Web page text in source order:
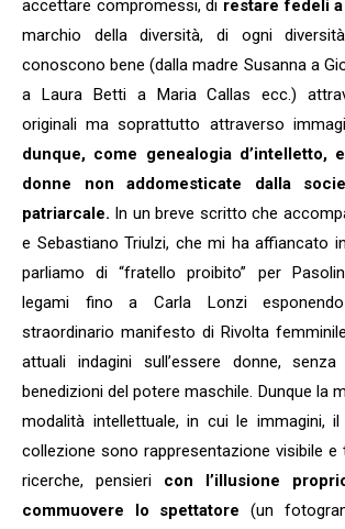
accettare compromessi, di restare fedeli
marchio della diversità, di ogni
conoscono bene (dalla madre Susanna a
a Laura Betti a Maria Callas ecc.)
originali ma soprattutto attraverso
dunque, come genealogia d’intelletto,
donne non addomesticate dalla
patriarcale. In un breve scritto che
e Sebastiano Triulzi, che mi ha affiancato
parliamo di “fratello proibito” per
legami fino a Carla Lonzi
straordinario manifesto di Rivolta
attuali indagini sull’essere donne,
benedizioni del potere maschile. Dunque la
modalità intellettuale, in cui le immagini,
collezione sono rappresentazione visibile e
ricerche, pensieri con l’illusione
commuovere lo spettatore (un